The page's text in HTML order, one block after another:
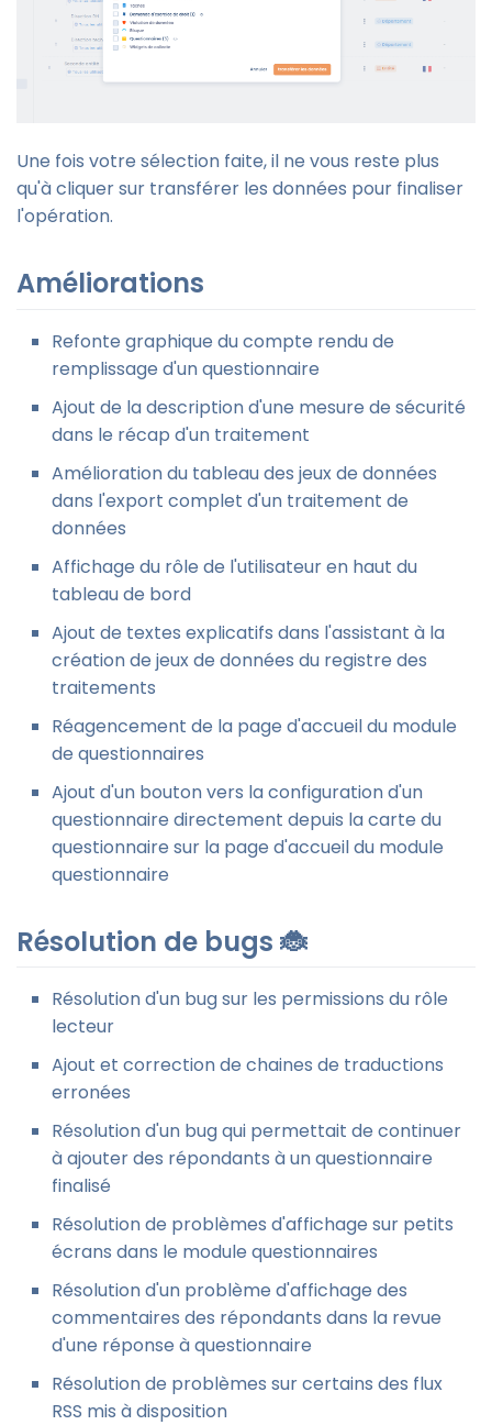
Une fois votre sélection faite, il ne vous reste plus
qu'à cliquer sur transférer les données pour finaliser
l'opération.
Améliorations
Refonte graphique du compte rendu de
remplissage d'un questionnaire
Ajout de la description d'une mesure de sécurité
dans le récap d'un traitement
Amélioration du tableau des jeux de données
dans l'export complet d'un traitement de
données
Affichage du rôle de l'utilisateur en haut du
tableau de bord
Ajout de textes explicatifs dans l'assistant à la
création de jeux de données du registre des
traitements
Réagencement de la page d'accueil du module
de questionnaires
Ajout d'un bouton vers la configuration d'un
questionnaire directement depuis la carte du
questionnaire sur la page d'accueil du module
questionnaire
Résolution de bugs 🐞
Résolution d'un bug sur les permissions du rôle
lecteur
Ajout et correction de chaines de traductions
erronées
Résolution d'un bug qui permettait de continuer
à ajouter des répondants à un questionnaire
finalisé
Résolution de problèmes d'affichage sur petits
écrans dans le module questionnaires
Résolution d'un problème d'affichage des
commentaires des répondants dans la revue
d'une réponse à questionnaire
Résolution de problèmes sur certains des flux
RSS mis à disposition